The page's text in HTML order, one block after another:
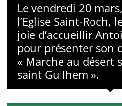
Le vendredi 20
l’Eglise Saint-Roch,
joie d’accueillir
pour présenter son
« Marche au désert
saint Guilhem ».